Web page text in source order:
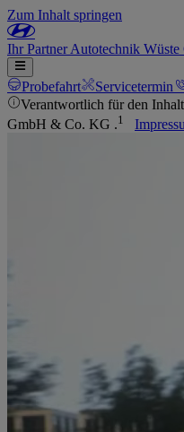
Zum Inhalt springen
IhrPartnerAutotechnik
Probefahrt Servicetermin
Verantwortlich für den
GmbH & Co. KG .1